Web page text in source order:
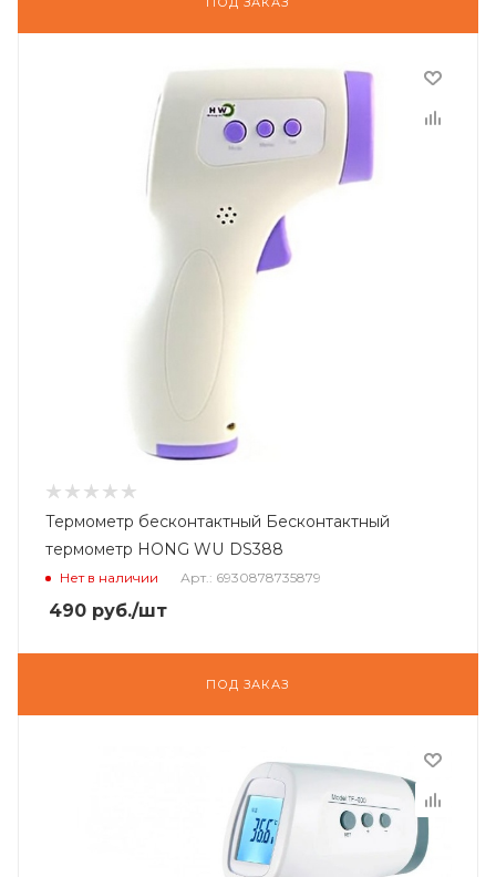
Термометр бесконтактный Бесконтактный
термометр HONG WU DS388
Нет в наличии Арт.: 6930878735879
490 руб./шт
ПОД ЗАКАЗ